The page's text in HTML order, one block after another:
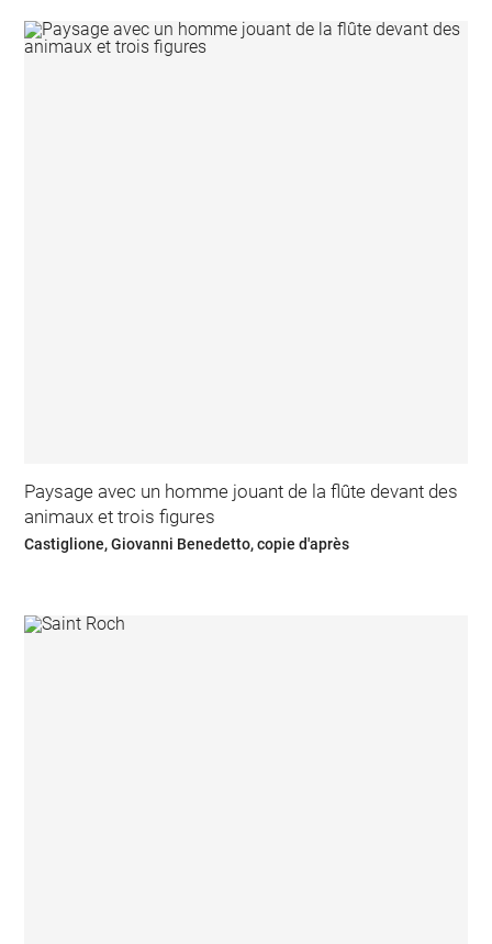
Paysage avec un homme jouant de la flûte devant des
animaux et trois figures
Castiglione, Giovanni Benedetto, copie d'après